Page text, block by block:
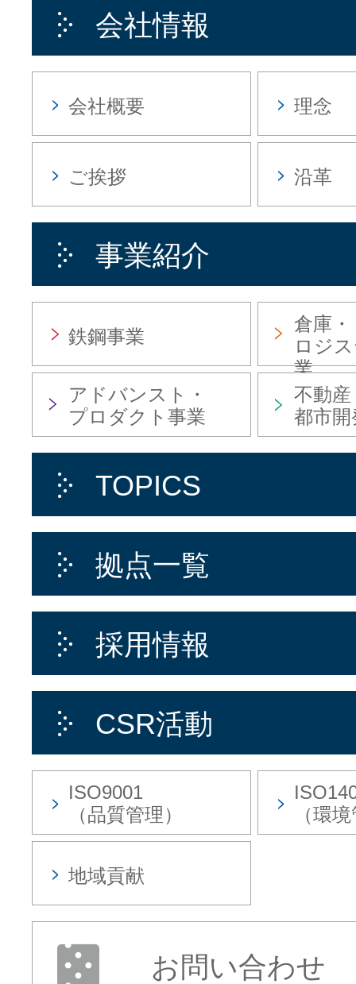
会社情報
会社概要 理念
ご挨拶 沿革
事業紹介
鉄鋼事業
倉庫・
ロジ
業
アドバンスト・
プロダクト事業
不動産
都市
TOPICS
拠点一覧
採用情報
CSR活動
ISO9001
（品質管理）
（環
地域貢献
お問い合わせ